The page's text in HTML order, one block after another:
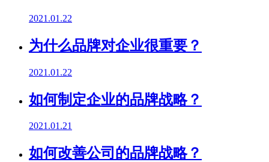
2021.01.22
为什么品牌对企业很重要？
2021.01.22
如何制定企业的品牌战略？
2021.01.21
如何改善公司的品牌战略？